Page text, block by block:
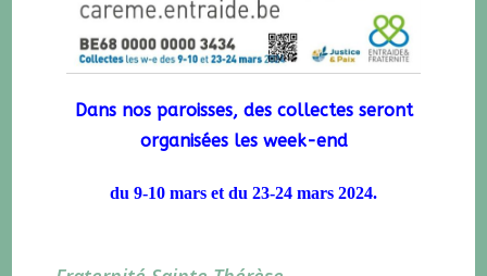
Dans nos paroisses, des collectes seront
organisées les week-end
du 9-10 mars et du 23-24 mars 2024.